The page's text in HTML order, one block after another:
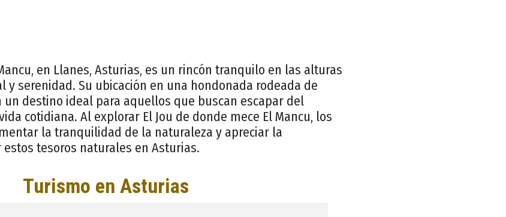
en Llanes, Asturias, es un rincón tranquilo en las alturas
y serenidad. Su ubicación en una hondonada rodeada de
destino ideal para aquellos que buscan escapar del
cotidiana. Al explorar El Jou de donde mece El Mancu, los
la tranquilidad de la naturaleza y apreciar la
tesoros naturales en Asturias.